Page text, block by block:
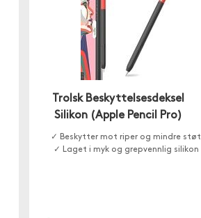
Trolsk Beskyttelsesdeksel
Silikon (Apple Pencil Pro)
✓ Beskytter mot riper og mindre støt
✓ Laget i myk og grepvennlig silikon